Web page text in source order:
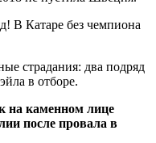
страдания: два подряд
в отборе.
на каменном лице
после провала в